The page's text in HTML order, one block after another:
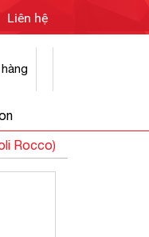
Liên hệ
Rocco)